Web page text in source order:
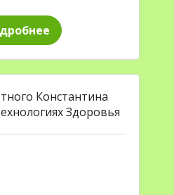
Константина
Здоровья